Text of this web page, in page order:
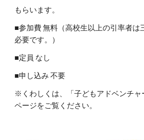
もらいます。
■参加費 無料（高校生以上の引率者は
必要です。）
■定員 なし
■申し込み 不要
※くわしくは、「子どもアドベンチャ
ページをご覧ください。